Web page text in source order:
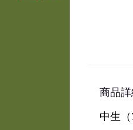
商品詳
中生（